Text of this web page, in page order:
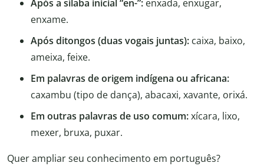
Após a sílaba inicial “en-”: enxada, enxugar,
enxame.
Após ditongos (duas vogais juntas): caixa, baixo,
ameixa, feixe.
Em palavras de origem indígena ou africana:
caxambu (tipo de dança), abacaxi, xavante, orixá.
Em outras palavras de uso comum:xícara, lixo,
mexer, bruxa, puxar.
Quer ampliar seu conhecimento em português?